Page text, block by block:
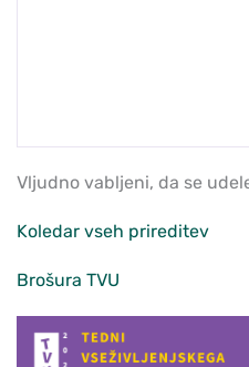
Vljudno vabljeni, da se
Koledar vseh prireditev
Brošura TVU